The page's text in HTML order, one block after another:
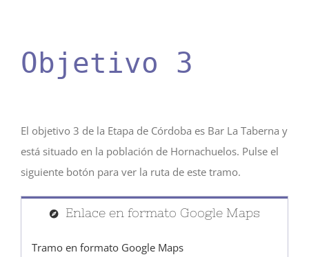
Objetivo 3
El objetivo 3 de la Etapa de Córdoba es Bar La Taberna y
está situado en la población de Hornachuelos. Pulse el
siguiente botón para ver la ruta de este tramo.
Enlace en formato Google Maps
Tramo en formato Google Maps